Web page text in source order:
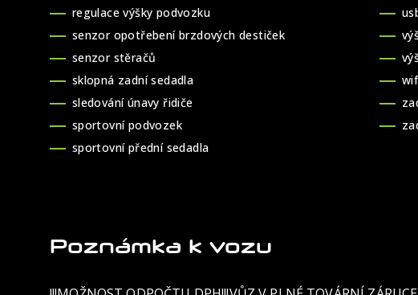
regulace výšky podvozku
senzor opotřebení brzdových destiček
senzor stěračů
sklopná zadní sedadla
sledování únavy řidiče
sportovní podvozek
sportovní přední sedadla
Poznámka k vozu